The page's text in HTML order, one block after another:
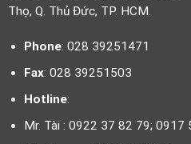
Thọ, Q. Thủ Đức, TP. HCM.
Phone: 028 39251471
Fax: 028 39251503
Hotline:
Mr. Tài : 0922 37 82 79; 0917